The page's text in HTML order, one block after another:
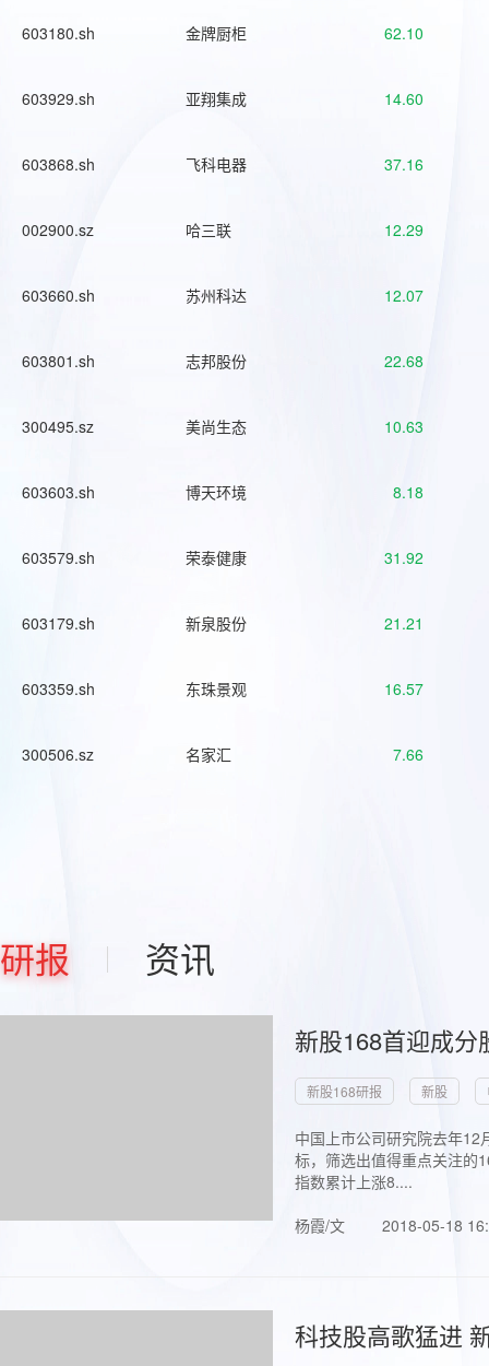
603180.sh 金牌厨柜 62.10
603929.sh 亚翔集成 14.60
603868.sh 飞科电器 37.16
002900.sz 哈三联 12.29
603660.sh 苏州科达 12.07
603801.sh 志邦股份 22.68
300495.sz 美尚生态 10.63
603603.sh 博天环境 8.18
603579.sh 荣泰健康 31.92
603179.sh 新泉股份 21.21
603359.sh 东珠景观 16.57
300506.sz 名家汇 7.66
研报 资讯
新股168首迎成
新股168研报 新股
中国上市公司研究院去年
标，筛选出值得重点关注的
指数累计上涨8....
杨霞/文
2018-05-18
科技股高歌猛进